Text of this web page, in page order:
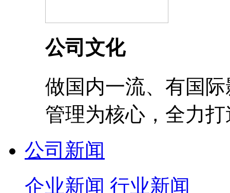
公司文化
做国内一流、有国
管理为核心，全力
公司新闻
企业新闻 行业新闻